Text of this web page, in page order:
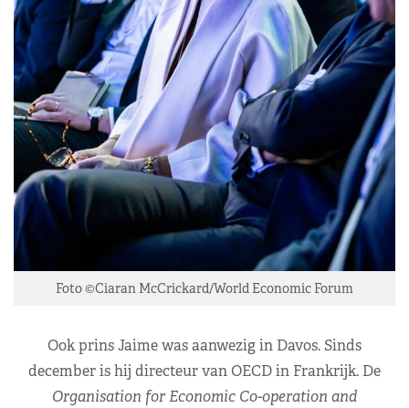
Foto ©Ciaran McCrickard/World Economic Forum
Ook prins Jaime was aanwezig in Davos. Sinds
december is hij directeur van OECD in Frankrijk. De
Organisation for Economic Co-operation and